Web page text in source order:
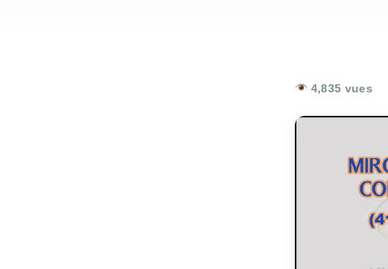
4,835 vues